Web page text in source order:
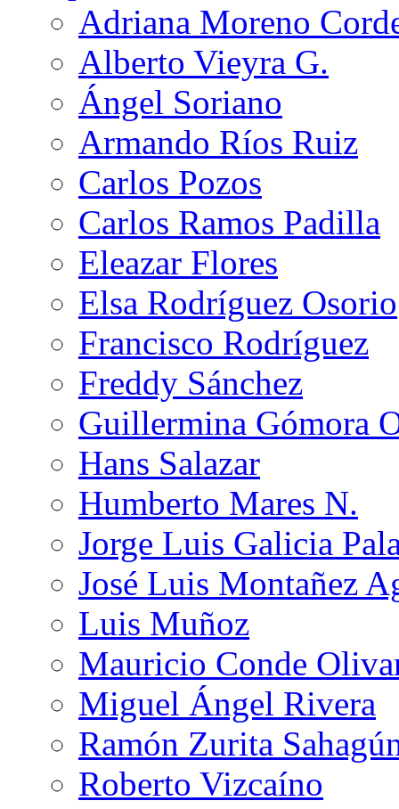
Adriana Moreno
Alberto Vieyra G.
Ángel Soriano
Armando Ríos Ruiz
Carlos Pozos
Carlos Ramos Padilla
Eleazar Flores
Elsa Rodríguez Osorio
Francisco Rodríguez
Freddy Sánchez
Guillermina Gómora
Hans Salazar
Humberto Mares N.
Jorge Luis Galicia
José Luis Montañez
Luis Muñoz
Mauricio Conde
Miguel Ángel Rivera
Ramón Zurita
Roberto Vizcaíno